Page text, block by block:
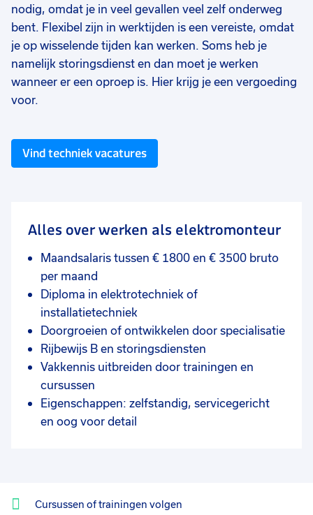
nodig, omdat je in veel gevallen veel zelf onderweg
bent. Flexibel zijn in werktijden is een vereiste, omdat
je op wisselende tijden kan werken. Soms heb je
namelijk storingsdienst en dan moet je werken
wanneer er een oproep is. Hier krijg je een vergoeding
voor.
Vind techniek vacatures
Alles over werken als elektromonteur
Maandsalaris tussen € 1800 en € 3500 bruto
per maand
Diploma in elektrotechniek of
installatietechniek
Doorgroeien of ontwikkelen door specialisatie
Rijbewijs B en storingsdiensten
Vakkennis uitbreiden door trainingen en
cursussen
Eigenschappen: zelfstandig, servicegericht
en oog voor detail
Cursussen of trainingen volgen